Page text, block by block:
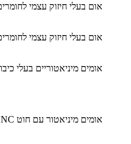
אום בעלי חיזוק עצמי
אום בעלי חיזוק עצמי
אומים מיניאטוריים בעלי
אומים מיניאטור עם חוט UNC, לחומרים מתכתיים